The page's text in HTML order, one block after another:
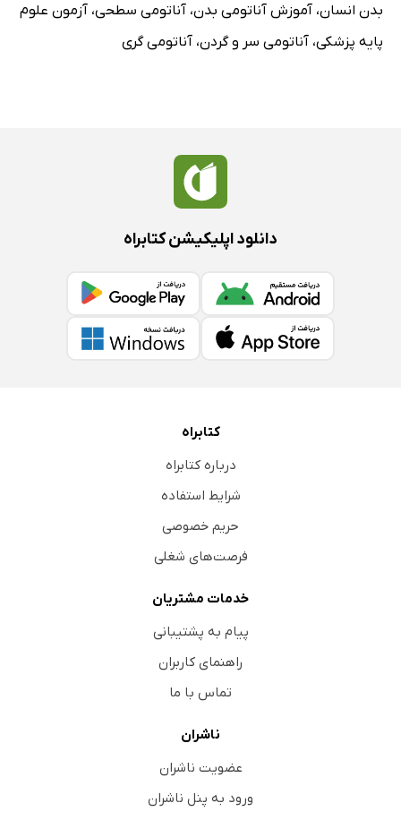
بدن انسان، آموزش آناتومی بدن، آناتومی سطحی، آزمون علوم
پایه پزشکی، آناتومی سر و گردن، آناتومی گری
دانلود اپلیکیشن کتابراه
کتابراه
درباره کتابراه
شرایط استفاده
حریم خصوصی
فرصت‌های شغلی
خدمات مشتریان
پیام به پشتیبانی
راهنمای کاربران
تماس با ما
ناشران
عضویت ناشران
ورود به پنل ناشران